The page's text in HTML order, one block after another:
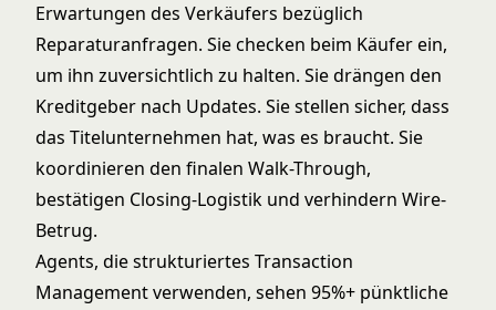
Erwartungen des Verkäufers bezüglich
Reparaturanfragen. Sie checken beim Käufer ein,
um ihn zuversichtlich zu halten. Sie drängen den
Kreditgeber nach Updates. Sie stellen sicher, dass
das Titelunternehmen hat, was es braucht. Sie
koordinieren den finalen Walk-Through,
bestätigen Closing-Logistik und verhindern Wire-
Betrug.
Agents, die strukturiertes Transaction
Management verwenden, sehen 95%+ pünktliche